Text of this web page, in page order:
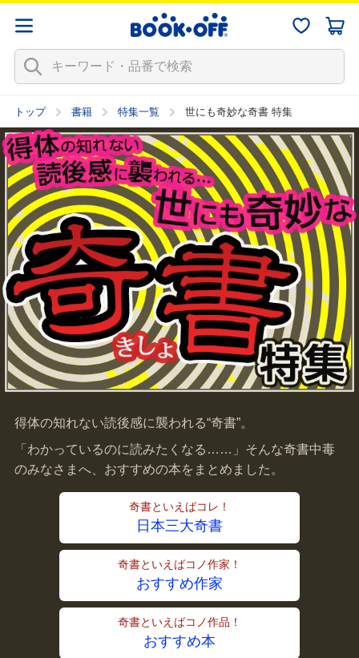
トップ 書籍 特集一覧 世にも奇妙な奇書 特集
得体の知れない読後感に襲われる“奇書”。
「わかっているのに読みたくなる……」そんな奇書中毒
のみなさまへ、おすすめの本をまとめました。
奇書といえばコレ！
日本三大奇書
奇書といえばコノ作家！
おすすめ作家
奇書といえばコノ作品！
おすすめ本